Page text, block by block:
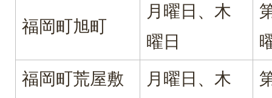
福岡町旭町
月曜日、木
曜日
福岡町荒屋敷
月曜日、木